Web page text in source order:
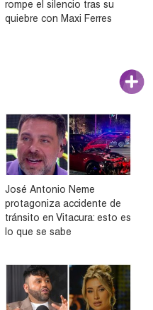
rompe el silencio tras su
quiebre con Maxi Ferres
José Antonio Neme
protagoniza accidente de
tránsito en Vitacura: esto es
lo que se sabe